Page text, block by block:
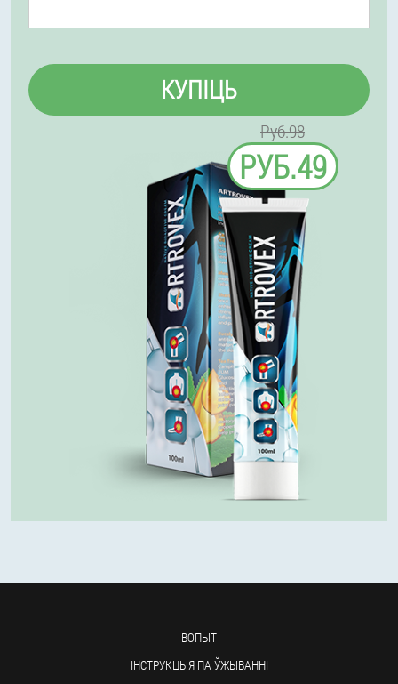
КУПІЦЬ
Руб.98
РУБ.49
ВОПЫТ
ІНСТРУКЦЫЯ ПА ЎЖЫВАННІ